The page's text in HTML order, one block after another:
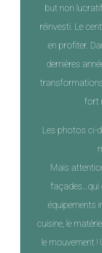
but non
réinvesti. Le
en profiter.
dernières
fort
Les photos ci-
Mais
façades…qui
équipements
cuisine, le
le mouvement !